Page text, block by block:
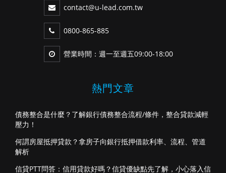
contact@u-lead.com.tw
0800-865-885
營業時間：週一至週五09:00-18:00
熱門文章
債務整合是什麼？了解銀行債務整合流程/條件，整合貸款減輕
壓力！
何謂房屋抵押貸款？拿房子向銀行抵押借款利率、流程、管道
解析
信貸PTT問答：信用貸款好嗎？信貸優缺點先了解，小心落入信